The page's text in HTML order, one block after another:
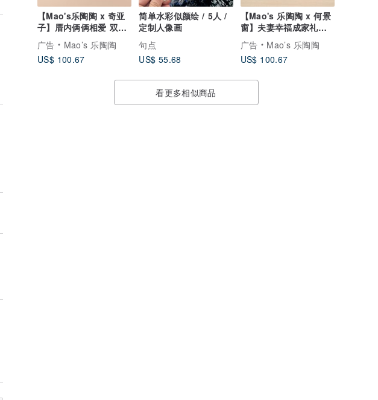
【Mao's乐陶陶 x 奇亚
子】厝内俩俩相爱 双碗
酱油碟礼盒组
广告
Mao’s 乐陶陶
US$ 100.67
简单水彩似颜绘 / 5人 /
定制人像画
句点
US$ 55.68
【Mao's 乐陶陶 x 何景
窗】夫妻幸福成家礼盒
组
广告
Mao’s 乐陶陶
US$ 100.67
看更多相似商品